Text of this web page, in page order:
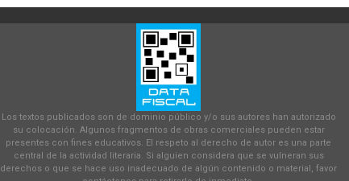
Los textos publicados son de dominio público y/o sus autores han autorizado
su colocación. Algunos fragmentos de obras comerciales pueden estar
presentes con fines educativos. El respeto al derecho de autor es una parte
central de la actividad literaria. Si alguien considera que se vulneran sus
derechos o que se hace uso inadecuado de algún contenido o material, favor